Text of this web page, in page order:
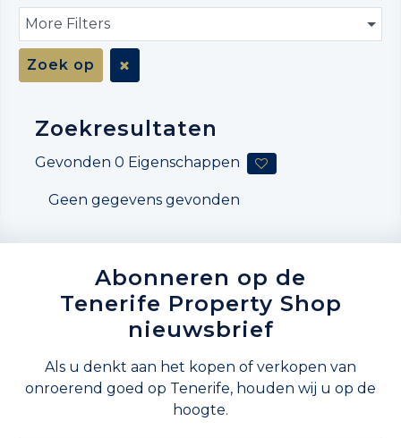
More Filters
Zoek op
Zoekresultaten
Gevonden 0 Eigenschappen
Geen gegevens gevonden
Abonneren op de
Tenerife Property Shop
nieuwsbrief
Als u denkt aan het kopen of verkopen van
onroerend goed op Tenerife, houden wij u op de
hoogte.